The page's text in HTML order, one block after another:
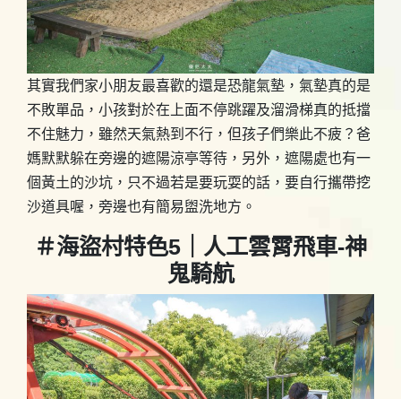
其實我們家小朋友最喜歡的還是恐龍氣墊，氣墊真的是
不敗單品，小孩對於在上面不停跳躍及溜滑梯真的抵擋
不住魅力，雖然天氣熱到不行，但孩子們樂此不疲？爸
媽默默躲在旁邊的遮陽涼亭等待，另外，遮陽處也有一
個黃土的沙坑，只不過若是要玩耍的話，要自行攜帶挖
沙道具喔，旁邊也有簡易盥洗地方。
＃海盜村特色5｜人工雲霄飛車-神
鬼騎航